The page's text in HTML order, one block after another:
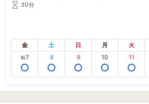
30分
金 土 日 月 火
8/7 8 9 10 11